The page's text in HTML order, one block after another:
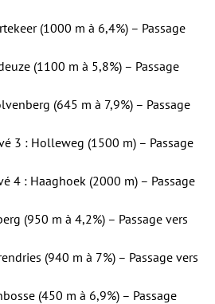
(1000 m à 6,4%) – Passage
(1100 m à 5,8%) – Passage
(645 m à 7,9%) – Passage
3 : Holleweg (1500 m) – Passage
4 : Haaghoek (2000 m) – Passage
(950 m à 4,2%) – Passage vers
(940 m à 7%) – Passage vers
(450 m à 6,9%) – Passage